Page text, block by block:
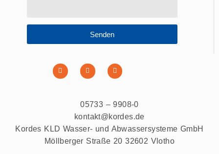
Senden
05733 – 9908-0
kontakt@kordes.de
Kordes KLD Wasser- und Abwassersysteme GmbH
Möllberger Straße 20 32602 Vlotho